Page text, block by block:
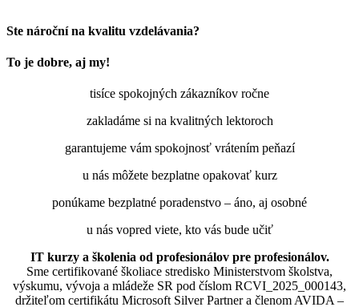
Ste nároční na kvalitu vzdelávania?
To je dobre, aj my!
tisíce spokojných zákazníkov ročne
zakladáme si na kvalitných lektoroch
garantujeme vám spokojnosť vrátením peňazí
u nás môžete bezplatne opakovať kurz
ponúkame bezplatné poradenstvo – áno, aj osobné
u nás vopred viete, kto vás bude učiť
IT kurzy a školenia od profesionálov pre profesionálov.
Sme certifikované školiace stredisko Ministerstvom školstva,
výskumu, vývoja a mládeže SR pod číslom RCVI_2025_000143,
držiteľom certifikátu Microsoft Silver Partner a členom AVIDA –